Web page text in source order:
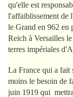
qu'elle est
l'affaiblissement de
le Grand en 962 en
Reich à Versailles
terres impériales
La France qui a fait
moins le besoin de
juin 1919 qui